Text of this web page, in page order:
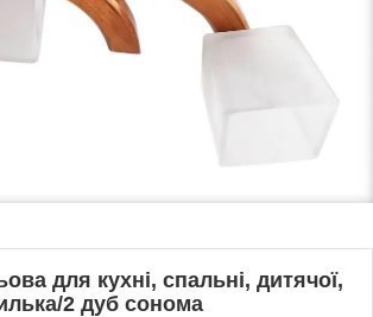
для кухні, спальні, дитячої,
2 дуб сонома